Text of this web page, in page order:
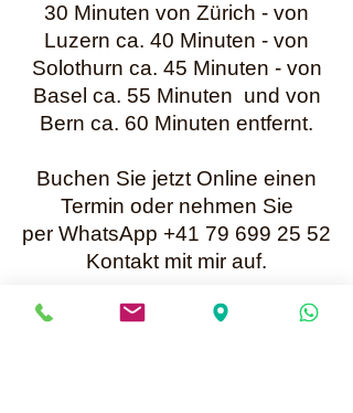
30 Minuten von Zürich - von
Luzern ca. 40 Minuten - von
Solothurn ca. 45 Minuten - von
Basel ca. 55 Minuten und von
Bern ca. 60 Minuten entfernt.
Buchen Sie jetzt Online einen
Termin oder nehmen Sie
per WhatsApp +41 79 699 25 52
Kontakt mit mir auf.
Bis bald Karin Müller